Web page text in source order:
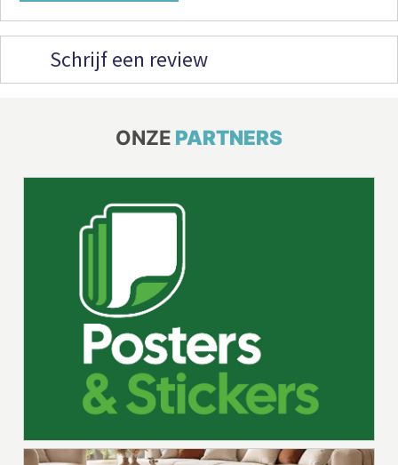
Schrijf een review
ONZE PARTNERS